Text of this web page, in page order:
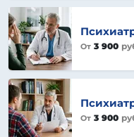
От 3 900
От 3 900